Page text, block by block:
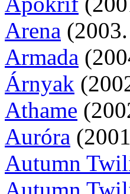
Arena
Armada
Árnyak
Athame
Auróra
Autumn